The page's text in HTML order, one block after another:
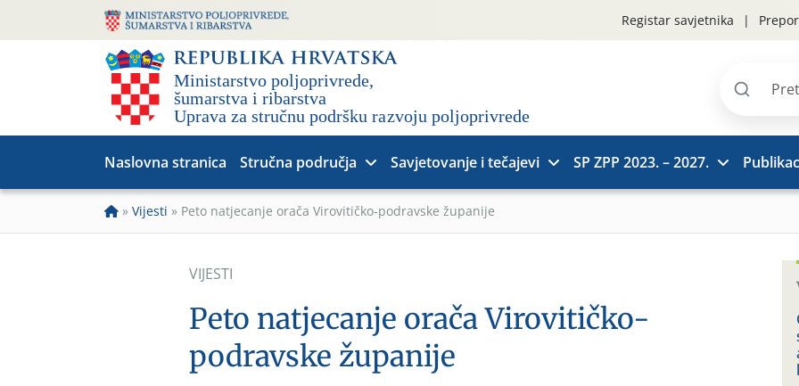
Registar savjetnika
Pretraži
Naslovna stranica Stručna područja Savjetovanje i tečajevi SP ZPP 2023. – 2027.
» Vijesti » Peto natjecanje orača Virovitičko-podravske županije
VIJESTI
Peto natjecanje orača Virovitičko-
podravske županije